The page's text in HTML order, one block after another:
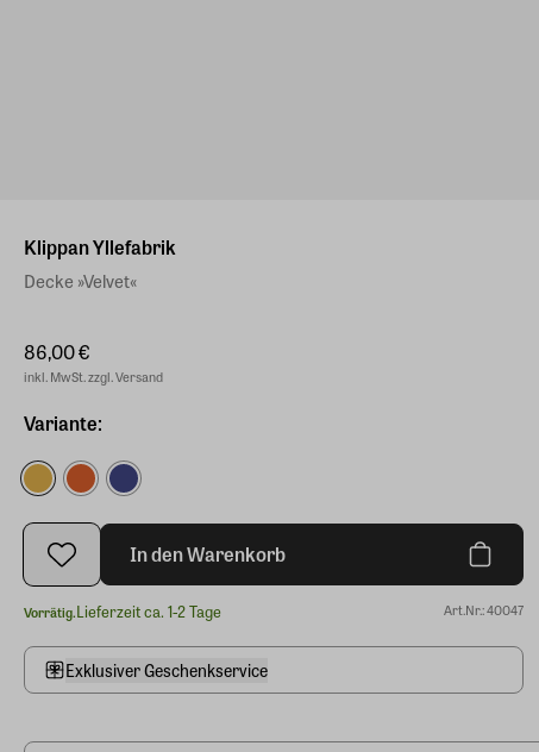
Klippan Yllefabrik
Decke »Velvet«
86,00 €
inkl. MwSt. zzgl. Versand
Variante:
In den Warenkorb
Vorrätig.Lieferzeit ca. 1-2 Tage Art.Nr.: 40047
Exklusiver Geschenkservice